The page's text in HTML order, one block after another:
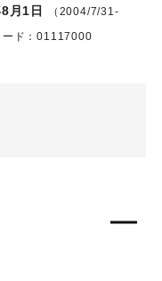
月1日
（2004/7/31-
ード：01117000